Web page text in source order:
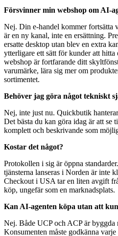
Försvinner min webshop om AI-
Nej. Din e-handel kommer fortsätta
är en ny kanal, inte en ersättning.
ersatte desktop utan blev en extra
ytterligare ett sätt för kunder att
webshop är fortfarande ditt
varumärke, lära sig mer om
sortimentet.
Behöver jag göra något tekniskt
Nej, inte just nu. Quickbutik
Det bästa du kan göra idag är att se
komplett och beskrivande som
Kostar det något?
Protokollen i sig är öppna
tjänsterna lanseras i Norden är inte
Checkout i USA tar en liten avgift
köp, ungefär som en marknadsplats.
Kan AI-agenten köpa utan att
Nej. Både UCP och ACP är byggda
Konsumenten måste godkänna